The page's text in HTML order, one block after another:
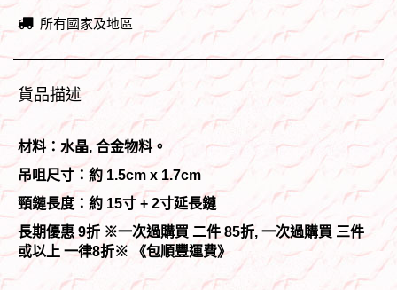
所有國家及地區
貨品描述
材料：水晶, 合金物料。
吊咀尺寸：約 1.5cm x 1.7cm
頸鏈長度：約 15寸 + 2寸延長鏈
長期優惠 9折 ※一次過購買 二件 85折, 一次過購買 三件
或以上 一律8折※ 《包順豐運費》